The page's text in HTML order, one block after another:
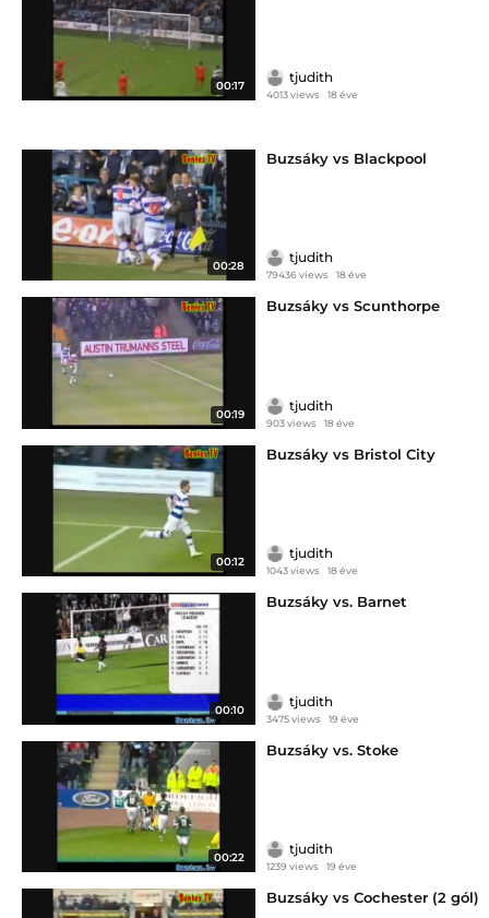
00:17
tjudith
4013 views 18 éve
00:28
Buzsáky vs Blackpool
tjudith
79436 views 18 éve
00:19
Buzsáky vs Scunthorpe
tjudith
903 views 18 éve
00:12
Buzsáky vs Bristol City
tjudith
1043 views 18 éve
00:10
Buzsáky vs. Barnet
tjudith
3475 views 19 éve
00:22
Buzsáky vs. Stoke
tjudith
1239 views 19 éve
Buzsáky vs Cochester (2 gól)